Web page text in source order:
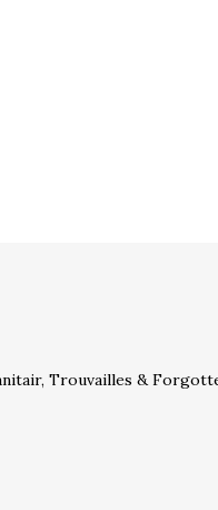
Trouvailles &